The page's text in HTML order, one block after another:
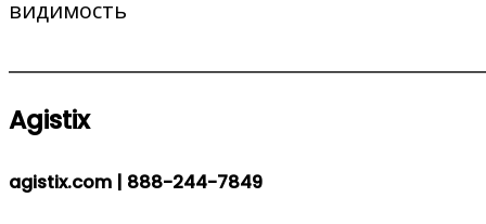
видимость
Agistix
agistix.com | 888-244-7849